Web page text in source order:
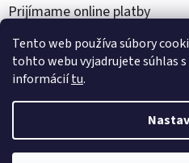
Tento web používa súbory
tohto webu vyjadrujete súhlas
informáciítu.
Prijímame online platby